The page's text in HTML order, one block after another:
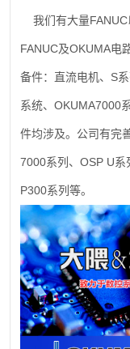
我们有大量FANUC
FANUC及OKUMA电
备件：直流电机、 S系
系统、 OKUMA7000
件均涉及。公司有完
7000系列、 OSP U系
P300系列等。